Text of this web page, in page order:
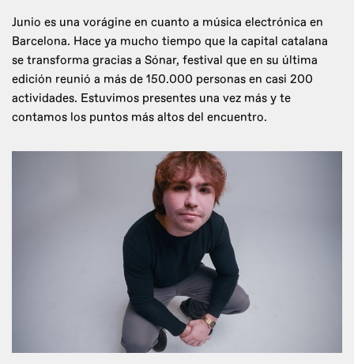
Junio es una vorágine en cuanto a música electrónica en
Barcelona. Hace ya mucho tiempo que la capital catalana
se transforma gracias a Sónar, festival que en su última
edición reunió a más de 150.000 personas en casi 200
actividades. Estuvimos presentes una vez más y te
contamos los puntos más altos del encuentro.